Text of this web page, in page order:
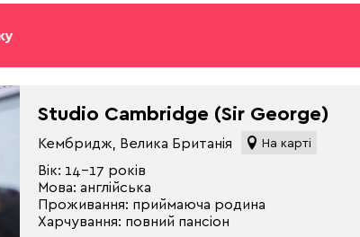
Studio Cambridge (Sir George)
Кембридж, Велика Британія На карті
Вік: 14-17 років
Мова: англійська
Проживання: приймаюча родина
Харчування: повний пансіон